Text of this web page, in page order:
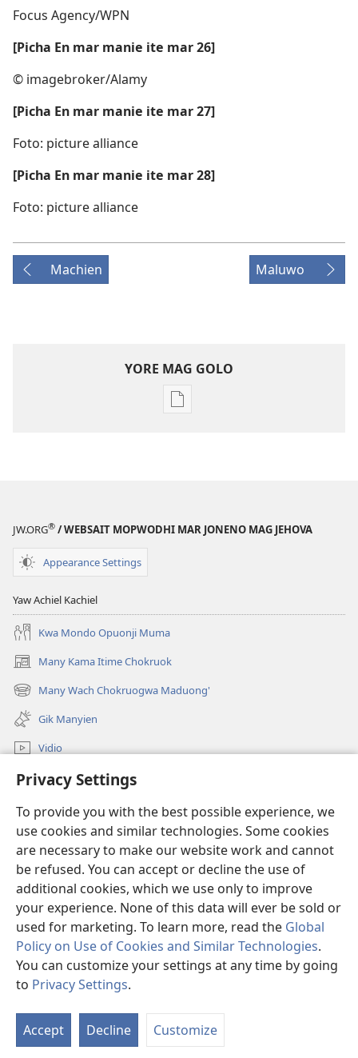
Privacy Settings
To provide you with the best possible experience, we
use cookies and similar technologies. Some cookies
are necessary to make our website work and cannot
be refused. You can accept or decline the use of
additional cookies, which we use only to improve
your experience. None of this data will ever be sold or
used for marketing. To learn more, read the Global
Policy on Use of Cookies and Similar Technologies.
You can customize your settings at any time by going
to Privacy Settings.
Accept Decline Customize
Focus Agency/WPN
[Picha En mar manie ite mar 26]
© imagebroker/Alamy
[Picha En mar manie ite mar 27]
Foto: picture alliance
[Picha En mar manie ite mar 28]
Foto: picture alliance
Machien Maluwo
YORE MAG GOLO
Yore
OHINGA
JW.ORG® / WEBSAIT MOPWODHI MAR JONENO MAG JEHOVA
Appearance Settings
Yaw Achiel Kachiel
Kwa Mondo Opuonji Muma
Many Kama Itime Chokruok
(opens
new
window)
Many Wach Chokruogwa Maduong'
(opens
new
window)
Gik Manyien
Vidio
Many Gimoro e JW.ORG
Chiwo
(opens
new
window)Watchtower ONLINE LIBRARY™
(opens
new
JW Hub ®
(opens
new
window)
Copyright© 2026 Watch Tower Bible and Tract Society of Pennsylvania.
CHIKEWA
|